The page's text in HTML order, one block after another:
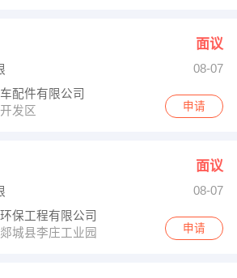
面议
08-07
配件有限公司
发区
申请
面议
08-07
保工程有限公司
城县李庄工业园
申请